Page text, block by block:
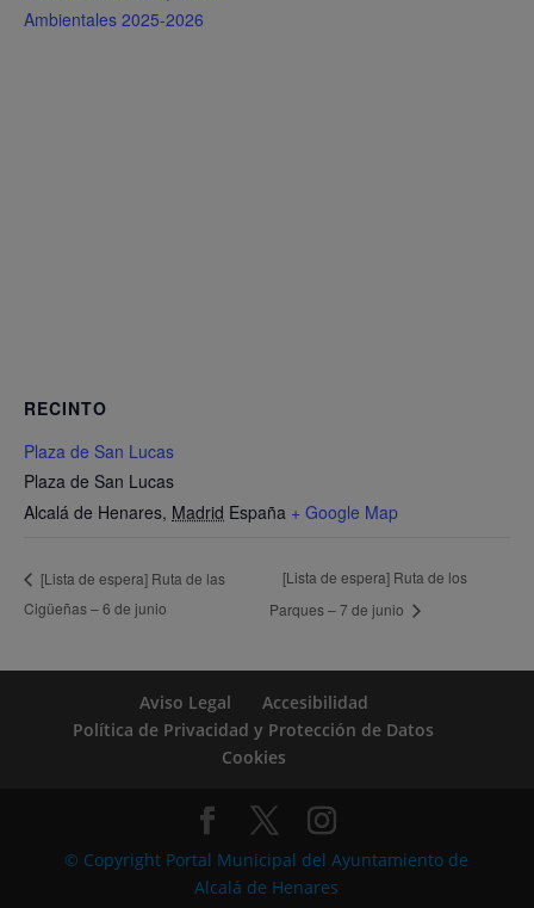
Ambientales 2025-2026
RECINTO
Plaza de San Lucas
Plaza de San Lucas
Alcalá de Henares, Madrid España + Google Map
[Lista de espera] Ruta de las
Cigüeñas – 6 de junio
[Lista de espera] Ruta de los
Parques – 7 de junio
Aviso Legal
Accesibilidad
Política de Privacidad y Protección de Datos
Cookies
© Copyright Portal Municipal del Ayuntamiento de
Alcalá de Henares